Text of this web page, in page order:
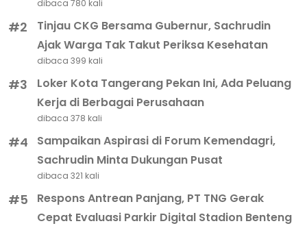
dibaca 780 kali
#2
Tinjau CKG Bersama Gubernur, Sachrudin
Ajak Warga Tak Takut Periksa Kesehatan
dibaca 399 kali
#3
Loker Kota Tangerang Pekan Ini, Ada Peluang
Kerja di Berbagai Perusahaan
dibaca 378 kali
#4
Sampaikan Aspirasi di Forum Kemendagri,
Sachrudin Minta Dukungan Pusat
dibaca 321 kali
#5
Respons Antrean Panjang, PT TNG Gerak
Cepat Evaluasi Parkir Digital Stadion Benteng